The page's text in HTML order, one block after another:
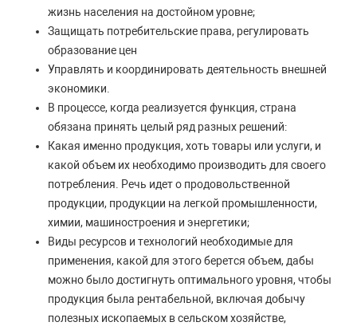
жизнь населения на достойном уровне;
Защищать потребительские права, регулировать
образование цен
Управлять и координировать деятельность внешней
экономики.
В процессе, когда реализуется функция, страна
обязана принять целый ряд разных решений:
Какая именно продукция, хоть товары или услуги, и
какой объем их необходимо производить для своего
потребления. Речь идет о продовольственной
продукции, продукции на легкой промышленности,
химии, машиностроения и энергетики;
Виды ресурсов и технологий необходимые для
применения, какой для этого берется объем, дабы
можно было достигнуть оптимального уровня, чтобы
продукция была рентабельной, включая добычу
полезных ископаемых в сельском хозяйстве,